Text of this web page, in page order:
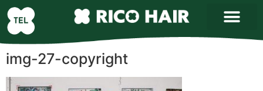
img-27-copyright